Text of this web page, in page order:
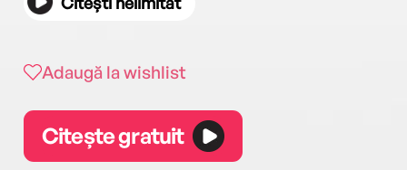
Adaugă la wishlist
Citește gratuit